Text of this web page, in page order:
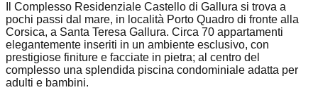
Il Complesso Residenziale Castello di Gallura si trova a
pochi passi dal mare, in località Porto Quadro di fronte alla
Corsica, a Santa Teresa Gallura. Circa 70 appartamenti
elegantemente inseriti in un ambiente esclusivo, con
prestigiose finiture e facciate in pietra; al centro del
complesso una splendida piscina condominiale adatta per
adulti e bambini.